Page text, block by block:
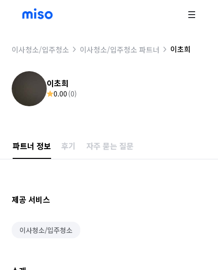
이사청소/입주청소 이사청소/입주청소 파트너 이초희
이초희
0.00 (0)
파트너 정보 후기 자주 묻는 질문
제공 서비스
이사청소/입주청소